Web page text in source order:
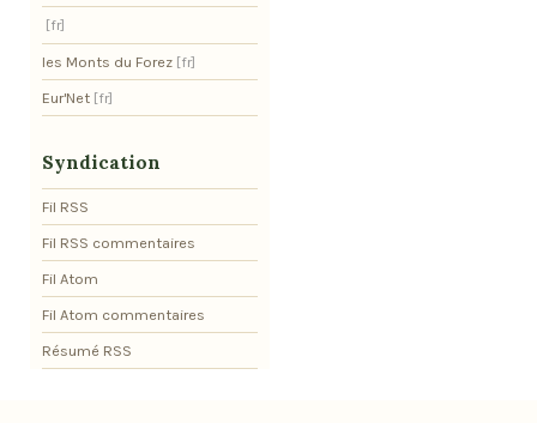
les Monts du Forez
Eur'Net
Syndication
Fil RSS
Fil RSS commentaires
Fil Atom
Fil Atom commentaires
Résumé RSS